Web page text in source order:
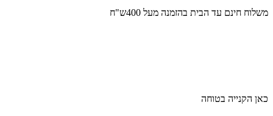
משלוח חינם עד הבית בהזמנה מעל 400ש"ח
כאן הקנייה בטוחה